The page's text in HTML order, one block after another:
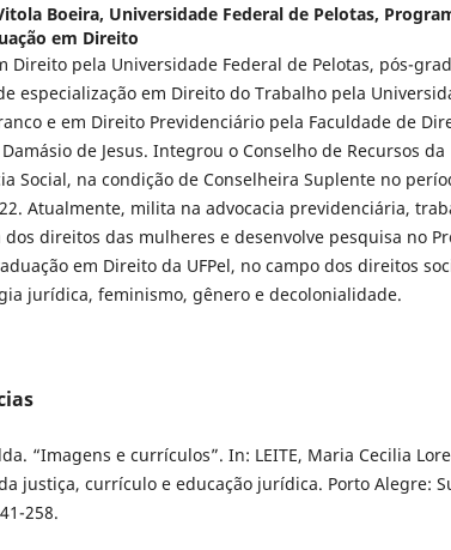
Boeira, Universidade Federal de Pelotas,
em Direito
Direito pela Universidade Federal de Pelotas, pós-
especialização em Direito do Trabalho pela
e em Direito Previdenciário pela Faculdade de
de Jesus. Integrou o Conselho de Recursos da
Social, na condição de Conselheira Suplente no
Atualmente, milita na advocacia previdenciária,
dos direitos das mulheres e desenvolve pesquisa no
em Direito da UFPel, no campo dos direitos
jurídica, feminismo, gênero e decolonialidade.
“Imagens e currículos”. In: LEITE, Maria Cecilia
justiça, currículo e educação jurídica. Porto Alegre:
258.